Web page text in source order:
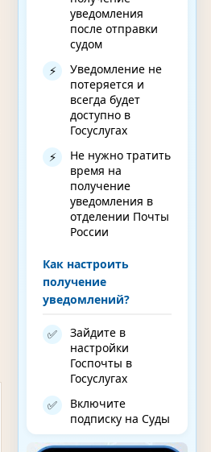
уведомления
после отправки
судом
⚡
Уведомление не
потеряется и
всегда будет
доступно в
Госуслугах
⚡
Не нужно тратить
время на
получение
уведомления в
отделении Почты
России
Как настроить
получение
уведомлений?
✅
Зайдите в
настройки
Госпочты в
Госуслугах
✅
Включите
подписку на Суды